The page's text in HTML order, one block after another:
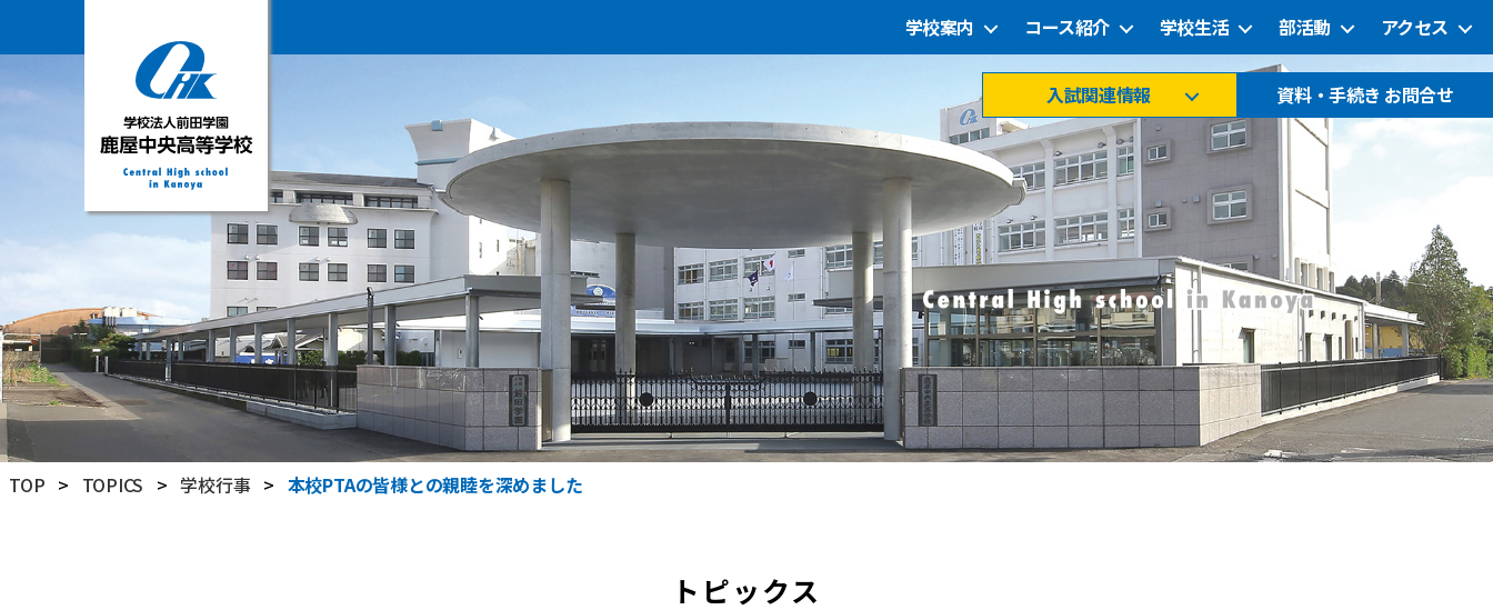
学
校
田
学
園
鹿
屋
中
高
等
学校案内 コース紹介 学校生活 部活動 アクセス
入試関連情報 資料・手続き お問合せ
TOP > TOPICS > 学校行事 > 本校PTAの皆様との親睦を深めました
トピックス